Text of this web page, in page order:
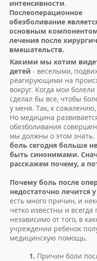
Какими мы хотим
детей - веселыми,
реагирующими на
вокруг. Когда мои
сделал бы все, чтобы
у меня. Так, к
Но медицина
обезболивания
мы должны о этом знать.
боль сегодня больше
быть синонимами.
расскажем почему, а
Почему боль после
недостаточно лечится
есть много причин, и
четко из­вестны и всегда
независимо от того, в
учреждении ребенок
медицин­скую помощь.
1. Причин боли
интенсивности.
Послеоперационное
обезболивание
основным
лечения после
вмешательств.